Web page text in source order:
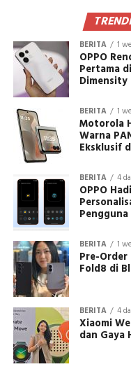
BERITA 1
OPPO
Pertama
Dimensity
BERITA 1
Motorola
Warna
Eksklusif
BERITA 4
OPPO
Pengguna
BERITA 1
Pre-Order
Fold8 di
BERITA 4
Xiaomi
dan